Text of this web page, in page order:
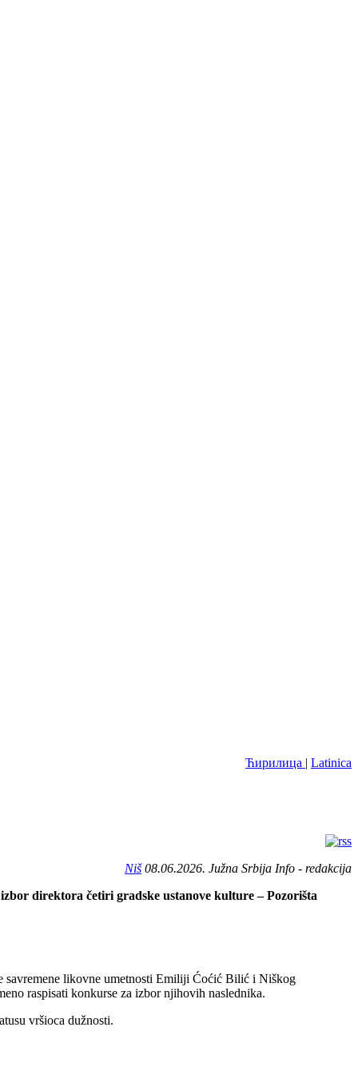
Ћирилица | Latinica
Niš08.06.2026. Južna Srbija Info - redakcija
direktora četiri gradske ustanove kulture – Pozorišta
savremene likovne umetnosti Emiliji Ćoćić Bilić i Niškog
raspisati konkurse za izbor njihovih naslednika.
vršioca dužnosti.